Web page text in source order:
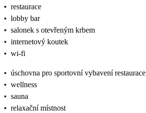
• restaurace
• lobby bar
• salonek s otevřeným krbem
• internetový koutek
• wi-fi
• úschovna pro sportovní vybavení restaurace
• wellness
• sauna
• relaxační místnost